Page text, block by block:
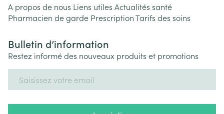
A propos de nous Liens utiles Actualités santé
Pharmacien de garde PrescriptionTarifs des soins
Bulletin d’information
Restez informé des nouveaux produits et promotions